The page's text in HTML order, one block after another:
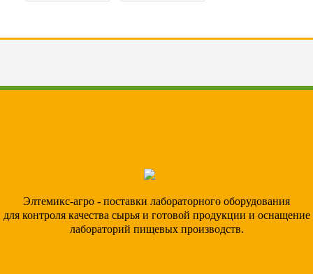
Элтемикс-агро - поставки лабораторного оборудования
для контроля качества сырья и готовой продукции и оснащение
лабораторий пищевых производств.